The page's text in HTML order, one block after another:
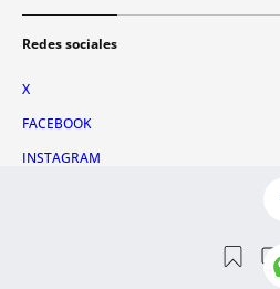
Redes sociales
X
FACEBOOK
INSTAGRAM